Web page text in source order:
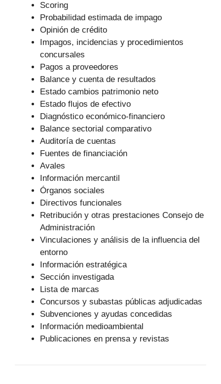
Scoring
Probabilidad estimada de impago
Opinión de crédito
Impagos, incidencias y procedimientos
concursales
Pagos a proveedores
Balance y cuenta de resultados
Estado cambios patrimonio neto
Estado flujos de efectivo
Diagnóstico económico-financiero
Balance sectorial comparativo
Auditoría de cuentas
Fuentes de financiación
Avales
Información mercantil
Órganos sociales
Directivos funcionales
Retribución y otras prestaciones Consejo de
Administración
Vinculaciones y análisis de la influencia del
entorno
Información estratégica
Sección investigada
Lista de marcas
Concursos y subastas públicas adjudicadas
Subvenciones y ayudas concedidas
Información medioambiental
Publicaciones en prensa y revistas